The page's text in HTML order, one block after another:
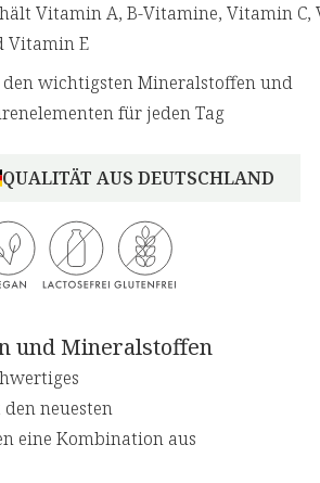
Vitamin A, B-Vitamine, Vitamin C,
Vitamin E
wichtigsten Mineralstoffen und
für jeden Tag
QUALITÄT AUS DEUTSCHLAND
und Mineralstoffen
neuesten
eine Kombination aus